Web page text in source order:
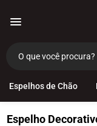
Espelhos de Chão
Espelho